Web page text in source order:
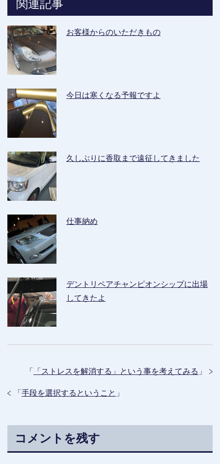
関連記事
お客様からのいただきもの
今日は寒くなる予報ですよ
久しぶりに香取まで遠征してきました
仕事納め
デントリペアチャンピオンシップに出場
してきたよ
「 「ストレスを解消する」という事を考えてみる 」
「 手段を選択するということ 」
コメントを残す